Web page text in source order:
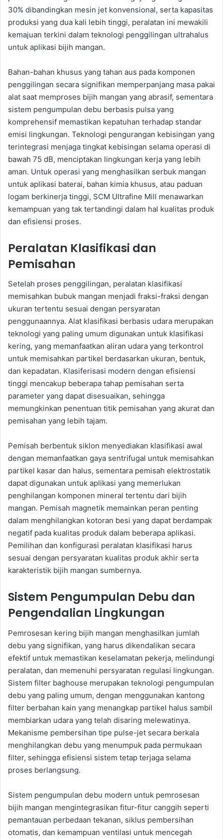
30% dibandingkan mesin jet konvensional, serta kapasitas
produksi yang dua kali lebih tinggi, peralatan ini mewakili
kemajuan terkini dalam teknologi penggilingan ultrahalus
untuk aplikasi bijih mangan.
Bahan-bahan khusus yang tahan aus pada komponen
penggilingan secara signifikan memperpanjang masa pakai
alat saat memproses bijih mangan yang abrasif, sementara
sistem pengumpulan debu berbasis pulsa yang
komprehensif memastikan kepatuhan terhadap standar
emisi lingkungan. Teknologi pengurangan kebisingan yang
terintegrasi menjaga tingkat kebisingan selama operasi di
bawah 75 dB, menciptakan lingkungan kerja yang lebih
aman. Untuk operasi yang menghasilkan serbuk mangan
untuk aplikasi baterai, bahan kimia khusus, atau paduan
logam berkinerja tinggi, SCM Ultrafine Mill menawarkan
kemampuan yang tak tertandingi dalam hal kualitas produk
dan efisiensi proses.
Peralatan Klasifikasi dan
Pemisahan
Setelah proses penggilingan, peralatan klasifikasi
memisahkan bubuk mangan menjadi fraksi-fraksi dengan
ukuran tertentu sesuai dengan persyaratan
penggunaannya. Alat klasifikasi berbasis udara merupakan
teknologi yang paling umum digunakan untuk klasifikasi
kering, yang memanfaatkan aliran udara yang terkontrol
untuk memisahkan partikel berdasarkan ukuran, bentuk,
dan kepadatan. Klasiferisasi modern dengan efisiensi
tinggi mencakup beberapa tahap pemisahan serta
parameter yang dapat disesuaikan, sehingga
memungkinkan penentuan titik pemisahan yang akurat dan
pemisahan yang lebih tajam.
Pemisah berbentuk siklon menyediakan klasifikasi awal
dengan memanfaatkan gaya sentrifugal untuk memisahkan
partikel kasar dan halus, sementara pemisah elektrostatik
dapat digunakan untuk aplikasi yang memerlukan
penghilangan komponen mineral tertentu dari bijih
mangan. Pemisah magnetik memainkan peran penting
dalam menghilangkan kotoran besi yang dapat berdampak
negatif pada kualitas produk dalam beberapa aplikasi.
Pemilihan dan konfigurasi peralatan klasifikasi harus
sesuai dengan persyaratan kualitas produk akhir serta
karakteristik bijih mangan sumbernya.
Sistem Pengumpulan Debu dan
Pengendalian Lingkungan
Pemrosesan kering bijih mangan menghasilkan jumlah
debu yang signifikan, yang harus dikendalikan secara
efektif untuk memastikan keselamatan pekerja, melindungi
peralatan, dan memenuhi persyaratan regulasi lingkungan.
Sistem filter baghouse merupakan teknologi pengumpulan
debu yang paling umum, dengan menggunakan kantong
filter berbahan kain yang menangkap partikel halus sambil
membiarkan udara yang telah disaring melewatinya.
Mekanisme pembersihan tipe pulse-jet secara berkala
menghilangkan debu yang menumpuk pada permukaan
filter, sehingga efisiensi sistem tetap terjaga selama
proses berlangsung.
Sistem pengumpulan debu modern untuk pemrosesan
bijih mangan mengintegrasikan fitur-fitur canggih seperti
pemantauan perbedaan tekanan, siklus pembersihan
otomatis, dan kemampuan ventilasi untuk mencegah